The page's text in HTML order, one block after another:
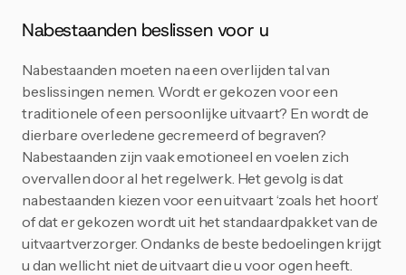
Nabestaanden beslissen voor u
Nabestaanden moeten na een overlijden tal van
beslissingen nemen. Wordt er gekozen voor een
traditionele of een persoonlijke uitvaart? En wordt de
dierbare overledene gecremeerd of begraven?
Nabestaanden zijn vaak emotioneel en voelen zich
overvallen door al het regelwerk. Het gevolg is dat
nabestaanden kiezen voor een uitvaart ‘zoals het hoort’
of dat er gekozen wordt uit het standaardpakket van de
uitvaartverzorger. Ondanks de beste bedoelingen krijgt
u dan wellicht niet de uitvaart die u voor ogen heeft.